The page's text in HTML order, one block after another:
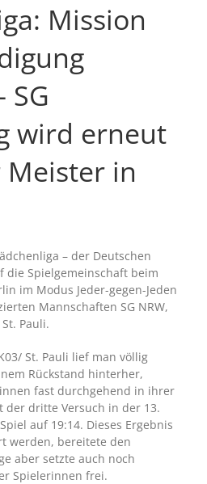
Mission
SG
wird erneut
Meister in
– der Deutschen
die Spielgemeinschaft beim
im Modus Jeder-gegen-Jeden
Mannschaften SG NRW,
Pauli.
St. Pauli lief man völlig
Rückstand hinterher,
fast durchgehend in ihrer
der dritte Versuch in der 13.
auf 19:14. Dieses Ergebnis
werden, bereitete den
aber setzte auch noch
Spielerinnen frei.